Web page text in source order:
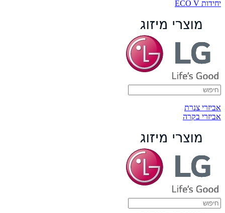
יחידות ECO V
אביזרי צנרת
אביזרי בקרה